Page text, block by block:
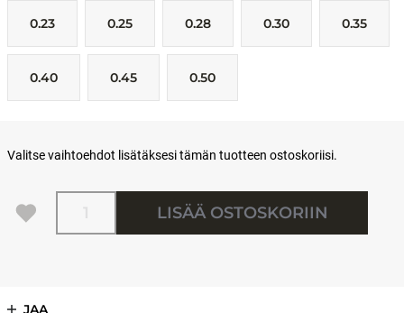
0.23 0.25 0.28 0.30 0.35
0.40 0.45 0.50
Valitse vaihtoehdot lisätäksesi tämän tuotteen ostoskoriisi.
Määrä
LISÄÄ OSTOSKORIIN
JAA